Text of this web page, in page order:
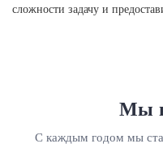
сложности задачу и
Мы
С каждым годом мы